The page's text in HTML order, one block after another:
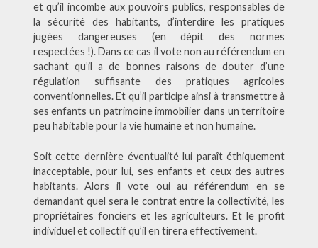
et qu’il incombe aux pouvoirs publics, responsables de
la sécurité des habitants, d’interdire les pratiques
jugées dangereuses (en dépit des normes
respectées !). Dans ce cas il vote non au référendum en
sachant qu’il a de bonnes raisons de douter d’une
régulation suffisante des pratiques agricoles
conventionnelles. Et qu’il participe ainsi à transmettre à
ses enfants un patrimoine immobilier dans un territoire
peu habitable pour la vie humaine et non humaine.
Soit cette dernière éventualité lui paraît éthiquement
inacceptable, pour lui, ses enfants et ceux des autres
habitants. Alors il vote oui au référendum en se
demandant quel sera le contrat entre la collectivité, les
propriétaires fonciers et les agriculteurs. Et le profit
individuel et collectif qu’il en tirera effectivement.